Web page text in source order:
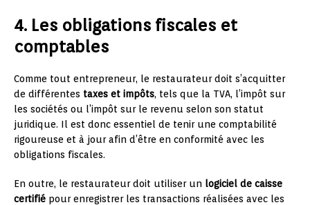
4. Les obligations fiscales et
comptables
Comme tout entrepreneur, le restaurateur doit s’acquitter
de différentes taxes et impôts, tels que la TVA, l’impôt sur
les sociétés ou l’impôt sur le revenu selon son statut
juridique. Il est donc essentiel de tenir une comptabilité
rigoureuse et à jour afin d’être en conformité avec les
obligations fiscales.
En outre, le restaurateur doit utiliser un logiciel de caisse
certifié pour enregistrer les transactions réalisées avec les